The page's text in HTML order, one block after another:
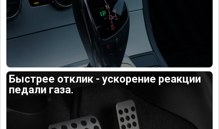
Быстрее отклик - ускорение реакции
педали газа.